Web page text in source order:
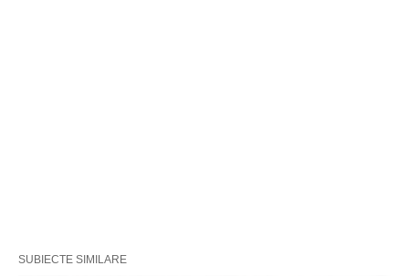
SUBIECTE SIMILARE